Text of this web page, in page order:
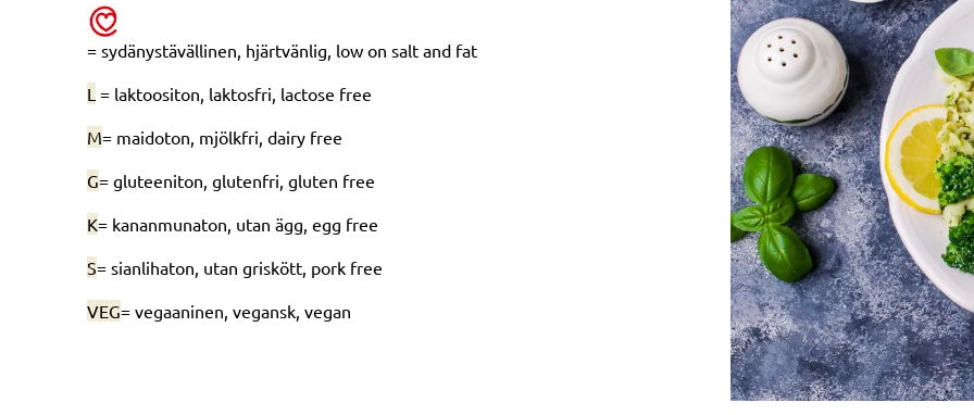
= sydänystävällinen, hjärtvänlig, low on salt and fat
L = laktoositon, laktosfri, lactose free
M= maidoton, mjölkfri, dairy free
G= gluteeniton, glutenfri, gluten free
K= kananmunaton, utan ägg, egg free
S= sianlihaton, utan griskött, pork free
VEG= vegaaninen, vegansk, vegan